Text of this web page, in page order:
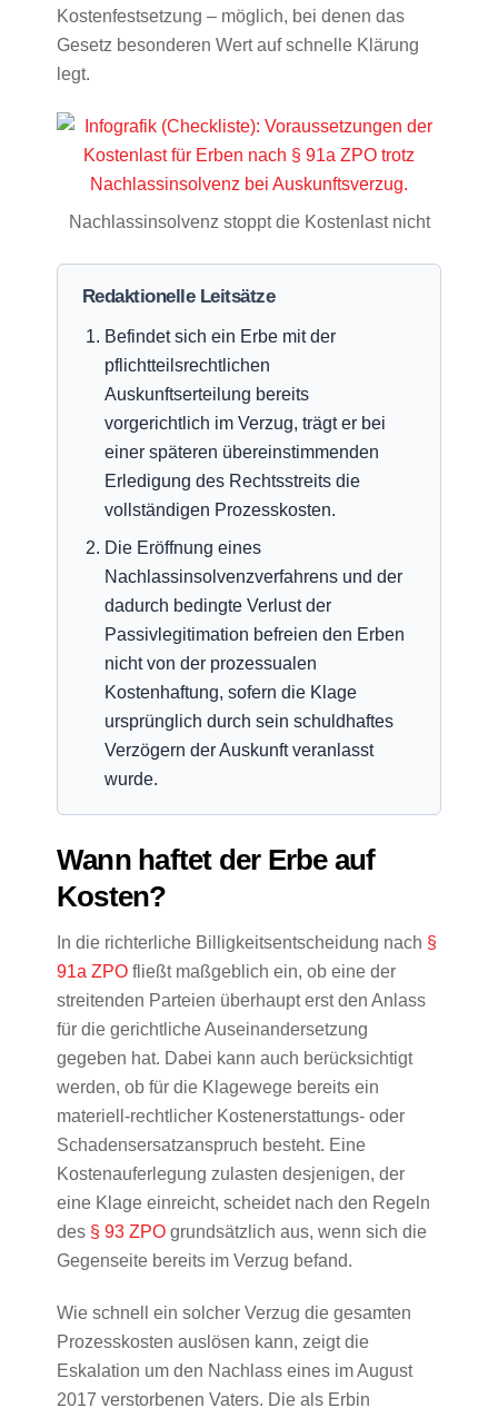
Kostenfestsetzung – möglich, bei denen das
Gesetz besonderen Wert auf schnelle Klärung
legt.
Nachlassinsolvenz stoppt die Kostenlast nicht
Redaktionelle Leitsätze
Befindet sich ein Erbe mit der
pflichtteilsrechtlichen
Auskunftserteilung bereits
vorgerichtlich im Verzug, trägt er bei
einer späteren übereinstimmenden
Erledigung des Rechtsstreits die
vollständigen Prozesskosten.
Die Eröffnung eines
Nachlassinsolvenzverfahrens und der
dadurch bedingte Verlust der
Passivlegitimation befreien den Erben
nicht von der prozessualen
Kostenhaftung, sofern die Klage
ursprünglich durch sein schuldhaftes
Verzögern der Auskunft veranlasst
wurde.
Wann haftet der Erbe auf
Kosten?
In die richterliche Billigkeitsentscheidung nach §
91a ZPOfließt maßgeblich ein, ob eine der
streitenden Parteien überhaupt erst den Anlass
für die gerichtliche Auseinandersetzung
gegeben hat. Dabei kann auch berücksichtigt
werden, ob für die Klagewege bereits ein
materiell-rechtlicher Kostenerstattungs- oder
Schadensersatzanspruch besteht. Eine
Kostenauferlegung zulasten desjenigen, der
eine Klage einreicht, scheidet nach den Regeln
des § 93 ZPOgrundsätzlich aus, wenn sich die
Gegenseite bereits im Verzug befand.
Wie schnell ein solcher Verzug die gesamten
Prozesskosten auslösen kann, zeigt die
Eskalation um den Nachlass eines im August
2017 verstorbenen Vaters. Die als Erbin